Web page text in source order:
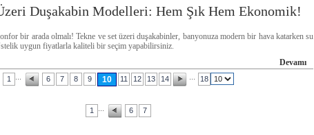
Duşakabin Modelleri: Hem Şık Hem Ekonomik!
bir arada olmalı! Tekne ve set üzeri duşakabinler, banyonuza modern bir hava katarken su
uygun fiyatlarla kaliteli bir seçim yapabilirsiniz.
Devamı
1 6 7 8 9 10 11 12 13 14 18
1 6 7